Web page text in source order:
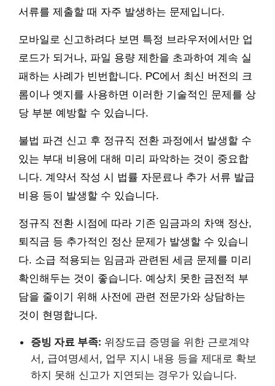
서류를 제출할 때 자주 발생하는 문제입니다.
모바일로 신고하려다 보면 특정 브라우저에서만 업
로드가 되거나, 파일 용량 제한을 초과하여 계속 실
패하는 사례가 빈번합니다. PC에서 최신 버전의 크
롬이나 엣지를 사용하면 이러한 기술적인 문제를 상
당 부분 예방할 수 있습니다.
불법 파견 신고 후 정규직 전환 과정에서 발생할 수
있는 부대 비용에 대해 미리 파악하는 것이 중요합
니다. 계약서 작성 시 법률 자문료나 추가 서류 발급
비용 등이 발생할 수 있습니다.
정규직 전환 시점에 따라 기존 임금과의 차액 정산,
퇴직금 등 추가적인 정산 문제가 발생할 수 있습니
다. 소급 적용되는 임금과 관련된 세금 문제를 미리
확인해두는 것이 좋습니다. 예상치 못한 금전적 부
담을 줄이기 위해 사전에 관련 전문가와 상담하는
것이 현명합니다.
증빙 자료 부족: 위장도급 증명을 위한 근로계약
서, 급여명세서, 업무 지시 내용 등을 제대로 확보
하지 못해 신고가 지연되는 경우가 있습니다.